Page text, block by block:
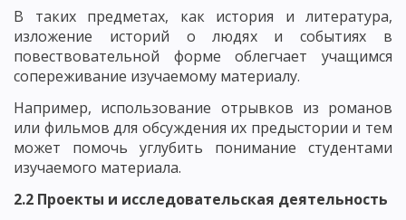
В таких предметах, как история и литература,
изложение историй о людях и событиях в
повествовательной форме облегчает учащимся
сопереживание изучаемому материалу.
Например, использование отрывков из романов
или фильмов для обсуждения их предыстории и тем
может помочь углубить понимание студентами
изучаемого материала.
2.2 Проекты и исследовательская деятельность